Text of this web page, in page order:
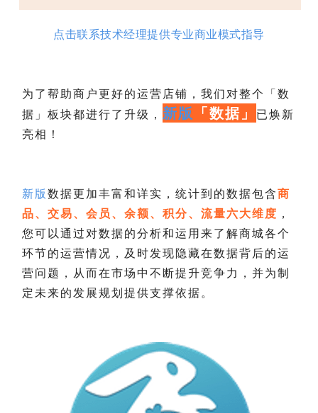
点击联系技术经理提供专业商业模式指导
为了帮助商户更好的运营店铺，我们对整个「数
据」板块都进行了升级， 新版 「数据」
已焕新
亮相！
新版数据更加丰富和详实，统计到的数据包含商
品、交易、会员、余额、积分、流量六大维度 ，
您可以通过对数据的分析和运用来了解商城各个
环节的运营情况，及时发现隐藏在数据背后的运
营问题，从而在市场中不断提升竞争力，并为制
定未来的发展规划提供支撑依据。